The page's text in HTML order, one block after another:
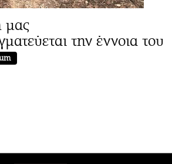
μας
την έννοια του